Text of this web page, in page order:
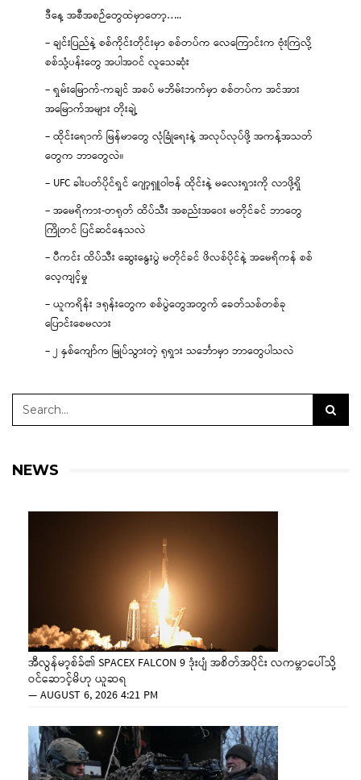
ဒီနေ့ အစီအစဉ်တွေထဲမှာတော့…..
– ချင်းပြည်နဲ့ စစ်ကိုင်းတိုင်းမှာ စစ်တပ်က လေကြောင်းက ဗုံးကြဲလို့
စစ်သုံ့ပန်းတွေ အပါအဝင် လူသေဆုံး
– ရှမ်းမြောက်-ကချင် အစပ် မဘိမ်းဘက်မှာ စစ်တပ်က အင်အား
အမြောက်အများ တိုးချဲ့
– ထိုင်းရောက် မြန်မာတွေ လုံခြုံရေးနဲ့ အလုပ်လုပ်ဖို့ အကန့်အသတ်
တွေက ဘာတွေလဲ။
– UFC ခါးပတ်ပိုင်ရှင် ဂျော့ရှူဝါဗန် ထိုင်းနဲ့ မလေးရှားကို လာဖို့ရှိ
– အမေရိကား-တရုတ် ထိပ်သီး အစည်းအဝေး မတိုင်ခင် ဘာတွေ
ကြိုတင် ပြင်ဆင်နေသလဲ
– ပီကင်း ထိပ်သီး ဆွေးနွေးပွဲ မတိုင်ခင် ဖိလစ်ပိုင်နဲ့ အမေရိကန် စစ်
လေ့ကျင့်မှု
– ယူကရိန်း ဒရုန်းတွေက စစ်ပွဲတွေအတွက် ခေတ်သစ်တစ်ခု
ပြောင်းစေမလား
– ၂ နှစ်ကျော်က မြုပ်သွားတဲ့ ရုရှား သင်္ဘောမှာ ဘာတွေပါသလဲ
NEWS
အီလွန်မာ့စ်ခ်၏ SPACEX FALCON 9 ဒုံးပျံ အစိတ်အပိုင်း လကမ္ဘာပေါ်သို့
ဝင်ဆောင့်မိဟု ယူဆရ
—AUGUST 6, 2026 4:21 PM